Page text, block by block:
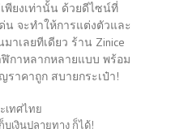
พียงเท่านั้น ด้วยดีไซน์ที่
น จะทำให้การแต่งตัวและ
เลยทีเดียว ร้าน Zinice
ฬิกาหลากหลายแบบ พร้อม
าคาถูก สบายกระเป๋า!
เทศไทย
บเงินปลายทาง ก็ได้!